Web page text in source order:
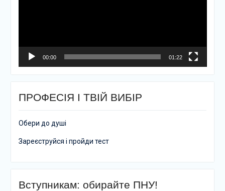
00:00 01:22
ПРОФЕСІЯ І ТВІЙ ВИБІР
Обери до душі
Зареєструйся і пройди тест
Вступникам: обирайте ПНУ!